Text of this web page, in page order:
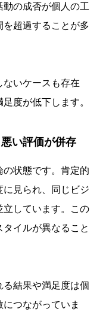
の成否が個人の工
超過することが多
ないケースも存在
度が低下します。
い評価が併存
の状態です。肯定的
見られ、同じビジ
立しています。この
イルが異なること
る結果や満足度は個
つながっていま